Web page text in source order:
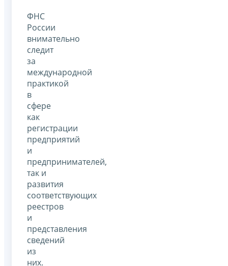
ФНС
России
внимательно
следит
за
международной
практикой
в
сфере
как
регистрации
предприятий
и
предпринимателей,
так и
развития
соответствующих
реестров
и
представления
сведений
из
них.